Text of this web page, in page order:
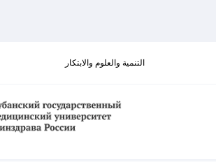
التنمية والعلوم والابتكار